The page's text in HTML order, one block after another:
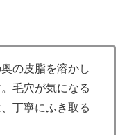
の皮脂を溶かし
毛穴が気になる
丁寧にふき取る